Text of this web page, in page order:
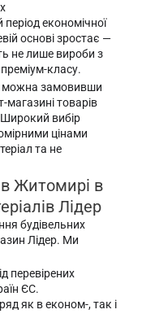
економічної
основі зростає —
не лише вироби з
класу.
можна замовивши
магазині товарів
Широкий вибір
цінами
та не
Житомирі в
Лідер
будівельних
Лідер. Ми
перевірених
ЄС.
як в економ-, так і